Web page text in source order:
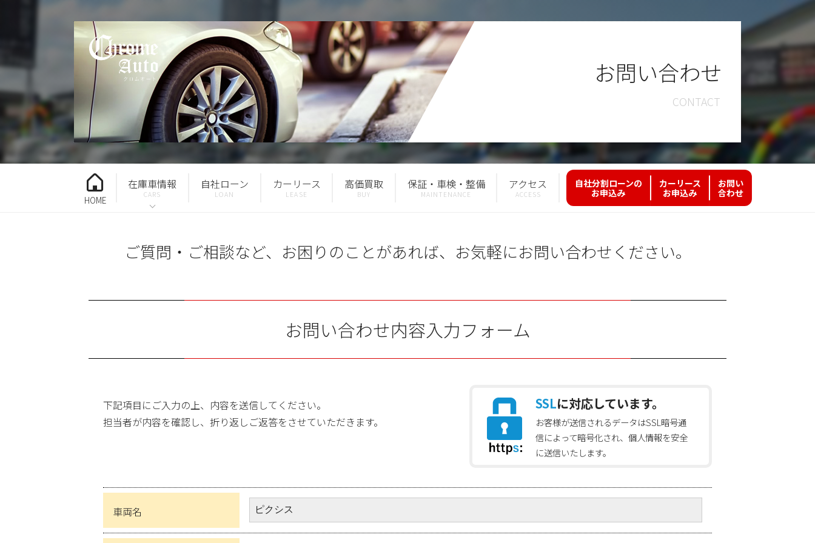
お問い合わせ
自社分割ローンの
お申込み
カーリース
お申込み
お問い
合わせ
HOME
在庫車情報 自社ローン カーリース 高価買取 保証・車検・整備 アクセス
ご質問・ご相談など、お困りのことがあれば、お気軽にお問い合わせください。
お問い合わせ内容入力フォーム
下記項目にご入力の上、内容を送信してください。
担当者が内容を確認し、折り返しご返答をさせていただきます。
SSLに対応しています。
お客様が送信されるデータはSSL暗号通
信によって暗号化され、個人情報を安全
に送信いたします。
車両名